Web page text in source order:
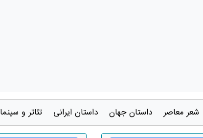
شعر معاصر داستان جهان داستان ايرانی تئاتر و سينما